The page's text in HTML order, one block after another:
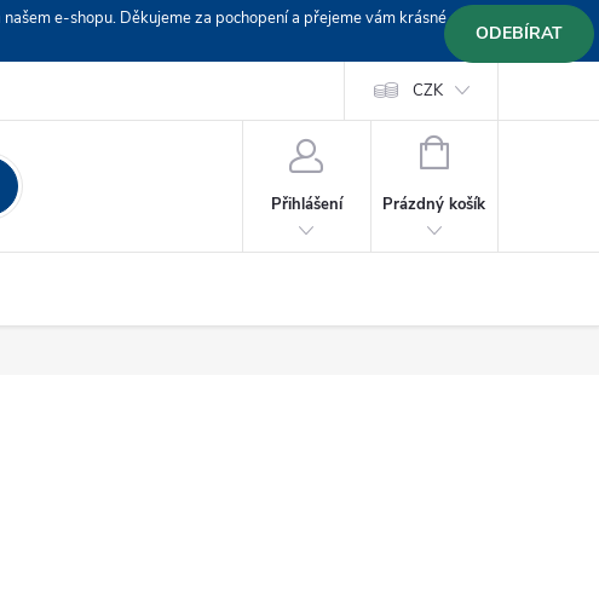
e-shopu. Děkujeme za pochopení a přejeme vám krásné
Platba GoPay +420 603 319382
CZK
Přihlášení
NÁKUPNÍ
Prázdný košík
ODEBÍRAT